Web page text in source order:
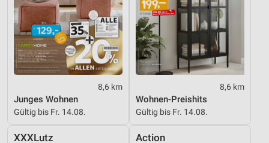
8,6 km
Junges Wohnen
Gültig bis Fr. 14.08.
8,6 km
Wohnen-Preishits
Gültig bis Fr. 14.08.
XXXLutz Action
Nicht-IAB-Verarbeitungszwecke:
Notwendig
Performance
Werbung